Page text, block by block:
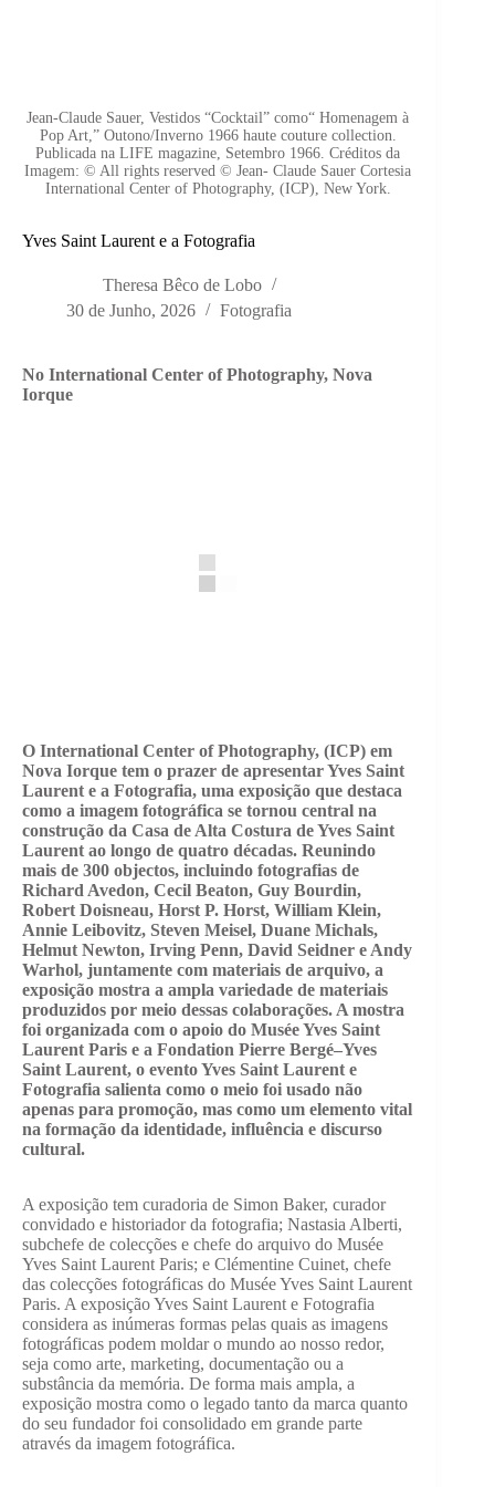
Jean-Claude Sauer, Vestidos “Cocktail” como“ Homenagem à
Pop Art,” Outono/Inverno 1966 haute couture collection.
Publicada na LIFE magazine, Setembro 1966. Créditos da
Imagem: © All rights reserved © Jean- Claude Sauer Cortesia
International Center of Photography, (ICP), New York.
Yves Saint Laurent e a Fotografia
Theresa Bêco de Lobo
30 de Junho, 2026
Fotografia
No International Center of Photography, Nova
Iorque
O International Center of Photography, (ICP) em
Nova Iorque tem o prazer de apresentar Yves Saint
Laurent e a Fotografia, uma exposição que destaca
como a imagem fotográfica se tornou central na
construção da Casa de Alta Costura de Yves Saint
Laurent ao longo de quatro décadas. Reunindo
mais de 300 objectos, incluindo fotografias de
Richard Avedon, Cecil Beaton, Guy Bourdin,
Robert Doisneau, Horst P. Horst, William Klein,
Annie Leibovitz, Steven Meisel, Duane Michals,
Helmut Newton, Irving Penn, David Seidner e Andy
Warhol, juntamente com materiais de arquivo, a
exposição mostra a ampla variedade de materiais
produzidos por meio dessas colaborações. A mostra
foi organizada com o apoio do Musée Yves Saint
Laurent Paris e a Fondation Pierre Bergé–Yves
Saint Laurent, o evento Yves Saint Laurent e
Fotografia salienta como o meio foi usado não
apenas para promoção, mas como um elemento vital
na formação da identidade, influência e discurso
cultural.
A exposição tem curadoria de Simon Baker, curador
convidado e historiador da fotografia; Nastasia Alberti,
subchefe de colecções e chefe do arquivo do Musée
Yves Saint Laurent Paris; e Clémentine Cuinet, chefe
das colecções fotográficas do Musée Yves Saint Laurent
Paris. A exposição Yves Saint Laurent e Fotografia
considera as inúmeras formas pelas quais as imagens
fotográficas podem moldar o mundo ao nosso redor,
seja como arte, marketing, documentação ou a
substância da memória. De forma mais ampla, a
exposição mostra como o legado tanto da marca quanto
do seu fundador foi consolidado em grande parte
através da imagem fotográfica.